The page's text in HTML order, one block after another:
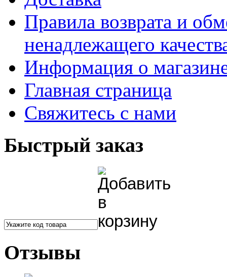
Правила возврата и
ненадлежащего
Информация о
Главная страница
Свяжитесь с нами
Быстрый заказ
Отзывы